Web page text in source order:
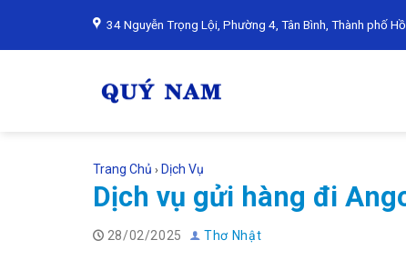
34 Nguyễn Trọng Lội, Phường 4, Tân Bình, Thành phố
Trang Chủ › Dịch Vụ
Dịch vụ gửi hàng đi
28/02/2025 Thơ Nhật